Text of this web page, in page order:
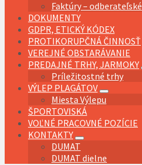
Faktúry – odberateľské
DOKUMENTY
GDPR, ETICKÝ KÓDEX
PROTIKORUPČNÁ ČINNOSŤ
VEREJNÉ OBSTARÁVANIE
PREDAJNÉ TRHY, JARMOKY
Príležitostné trhy
VÝLEP PLAGÁTOV
Miesta Výlepu
ŠPORTOVISKÁ
VOĽNÉ PRACOVNÉ POZÍCIE
KONTAKTY
DUMAT
DUMAT dielne